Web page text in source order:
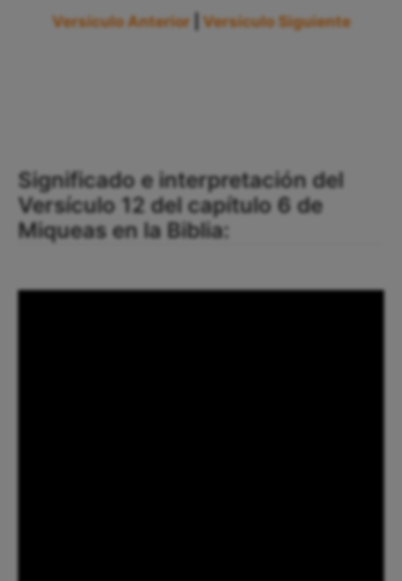
Versículo Anterior Versículo Siguiente
Significado e interpretación del
Versículo 12 del capítulo 6 de
Miqueas en la Biblia: